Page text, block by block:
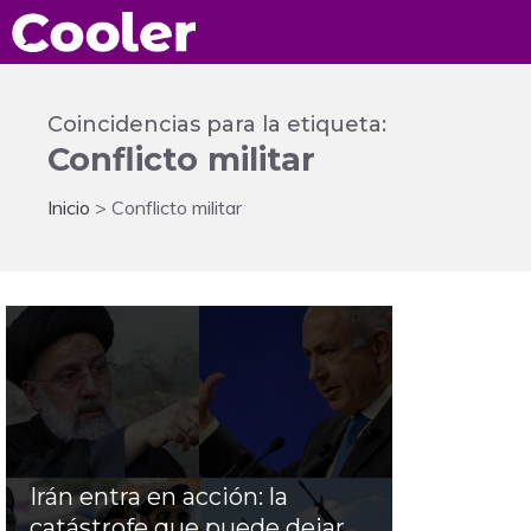
Saltar
al
Coincidencias para la etiqueta:
Conflicto militar
Inicio > Conflicto militar
Irán entra en acción: la